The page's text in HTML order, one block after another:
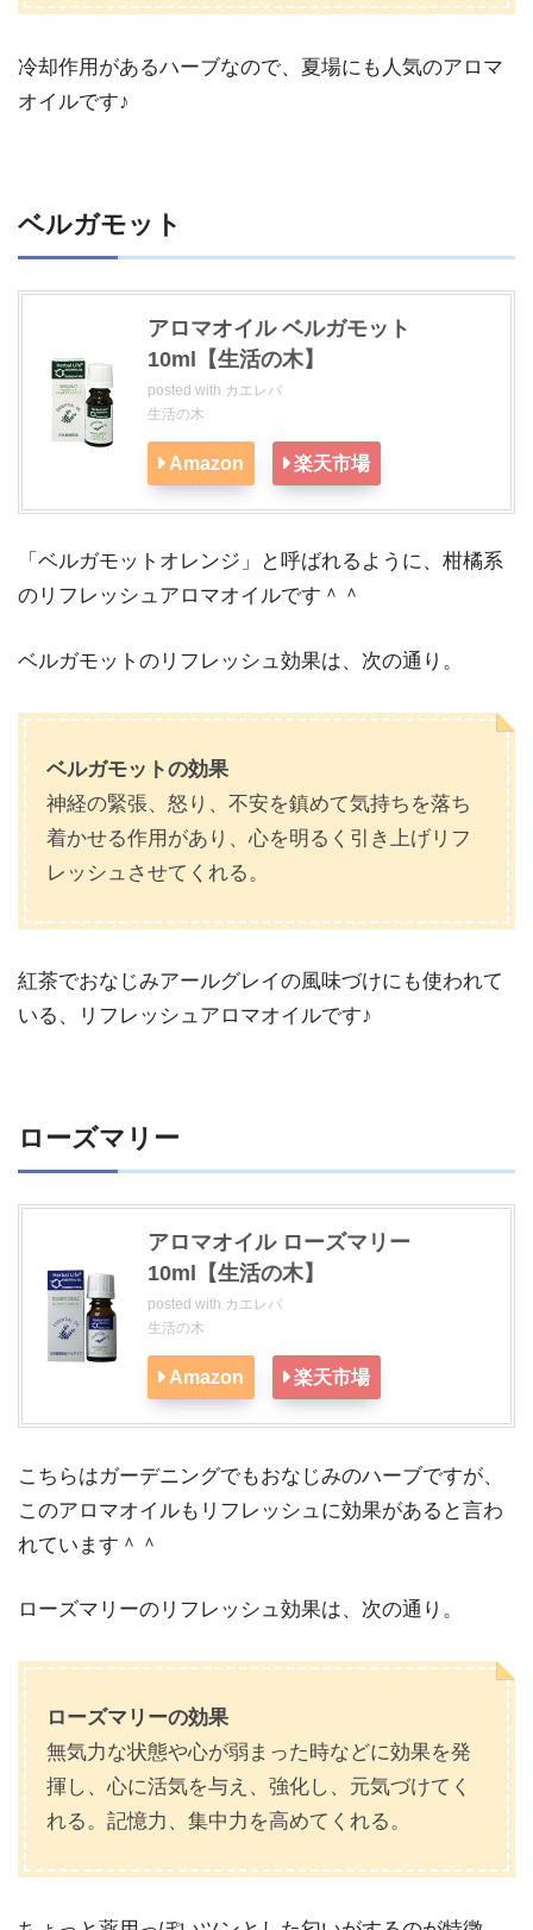
冷却作用があるハーブなので、夏場にも人気のアロマ
オイルです♪
ベルガモット
アロマオイル ベルガモット
10ml【生活の木】
posted with カエレバ
生活の木
Amazon 楽天市場
「ベルガモットオレンジ」と呼ばれるように、柑橘系
のリフレッシュアロマオイルです＾＾
ベルガモットのリフレッシュ効果は、次の通り。
ベルガモットの効果
神経の緊張、怒り、不安を鎮めて気持ちを落ち
着かせる作用があり、心を明るく引き上げリフ
レッシュさせてくれる。
紅茶でおなじみアールグレイの風味づけにも使われて
いる、リフレッシュアロマオイルです♪
ローズマリー
アロマオイル ローズマリー
10ml【生活の木】
posted with カエレバ
生活の木
Amazon 楽天市場
こちらはガーデニングでもおなじみのハーブですが、
このアロマオイルもリフレッシュに効果があると言わ
れています＾＾
ローズマリーのリフレッシュ効果は、次の通り。
ローズマリーの効果
無気力な状態や心が弱まった時などに効果を発
揮し、心に活気を与え、強化し、元気づけてく
れる。記憶力、集中力を高めてくれる。